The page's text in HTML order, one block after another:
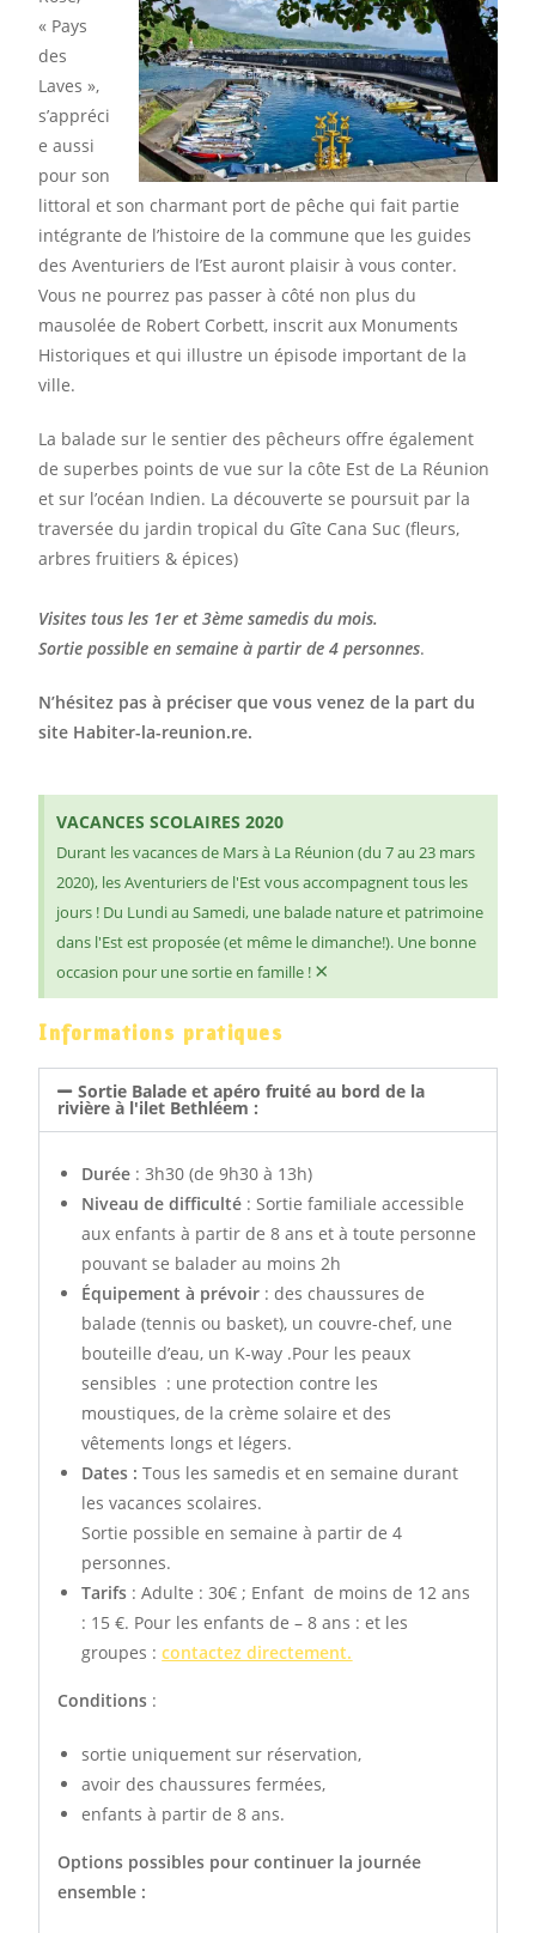
« Pays
des
Laves »,
s’appréci
e aussi
pour son
littoral et son charmant port de pêche qui fait partie
intégrante de l’histoire de la commune que les guides
des Aventuriers de l’Est auront plaisir à vous conter.
Vous ne pourrez pas passer à côté non plus du
mausolée de Robert Corbett, inscrit aux Monuments
Historiques et qui illustre un épisode important de la
ville.
La balade sur le sentier des pêcheurs offre également
de superbes points de vue sur la côte Est de La Réunion
et sur l’océan Indien. La découverte se poursuit par la
traversée du jardin tropical du Gîte Cana Suc (fleurs,
arbres fruitiers & épices)
Visites tous les 1er et 3ème samedis du mois.
Sortie possible en semaine à partir de 4 personnes.
N’hésitez pas à préciser que vous venez de la part du
site Habiter-la-reunion.re.
VACANCES SCOLAIRES 2020
Durant les vacances de Mars à La Réunion (du 7 au 23 mars
2020), les Aventuriers de l'Est vous accompagnent tous les
jours ! Du Lundi au Samedi, une balade nature et patrimoine
dans l'Est est proposée (et même le dimanche!). Une bonne
occasion pour une sortie en famille ! ×
Informations pratiques
Sortie Balade et apéro fruité au bord de la
rivière à l'ilet Bethléem :
Durée : 3h30 (de 9h30 à 13h)
Niveau de difficulté : Sortie familiale accessible
aux enfants à partir de 8 ans et à toute personne
pouvant se balader au moins 2h
Équipement à prévoir : des chaussures de
balade (tennis ou basket), un couvre-chef, une
bouteille d’eau, un K-way .Pour les peaux
sensibles : une protection contre les
moustiques, de la crème solaire et des
vêtements longs et légers.
Dates :Tous les samedis et en semaine durant
les vacances scolaires.
Sortie possible en semaine à partir de 4
personnes.
Tarifs : Adulte : 30€ ; Enfant de moins de 12 ans
: 15 €. Pour les enfants de – 8 ans : et les
groupes :contactez directement.
Conditions :
sortie uniquement sur réservation,
avoir des chaussures fermées,
enfants à partir de 8 ans.
Options possibles pour continuer la journée
ensemble :